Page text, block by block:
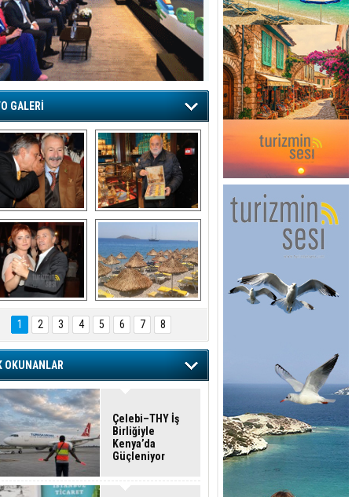
GALERİ
ULUSOY ve
BAĞLIKAYA
Avni Ongurlar ile
DEDEMAN
TATİL
1
2 3 4 5 6 7 8
OKUNANLAR
Çelebi–THY İş
Birliğiyle
Kenya’da
Güçleniyor